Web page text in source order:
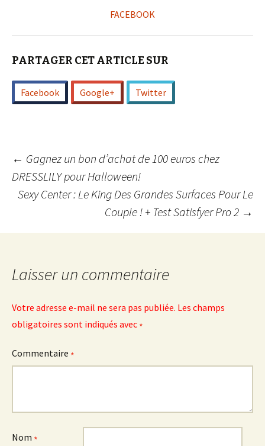
FACEBOOK
PARTAGER CET ARTICLE SUR
Facebook Google+ Twitter
Navigation
des
articles
← Gagnez un bon d’achat de 100 euros chez
DRESSLILY pour Halloween!
Sexy Center : Le King Des Grandes Surfaces Pour Le
Couple ! + Test Satisfyer Pro 2 →
Laisser un commentaire
Votre adresse e-mail ne sera pas publiée. Les champs
obligatoires sont indiqués avec *
Commentaire *
Nom *